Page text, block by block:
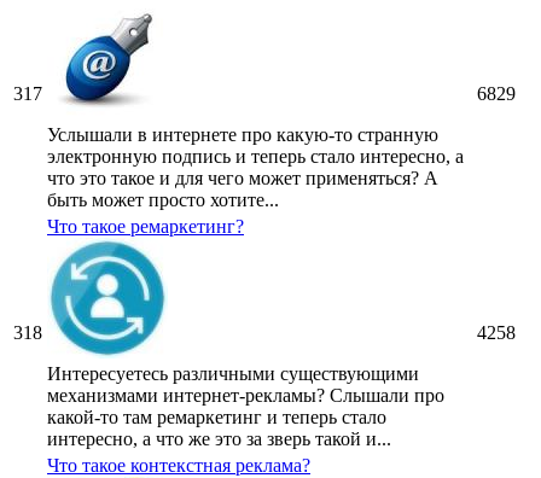
317
Услышали в интернете про какую-то странную
электронную подпись и теперь стало интересно, а
что это такое и для чего может применяться? А
быть может просто хотите...
6829
318
Что такое ремаркетинг?
Интересуетесь различными существующими
механизмами интернет-рекламы? Слышали про
какой-то там ремаркетинг и теперь стало
интересно, а что же это за зверь такой и...
4258
Что такое контекстная реклама?